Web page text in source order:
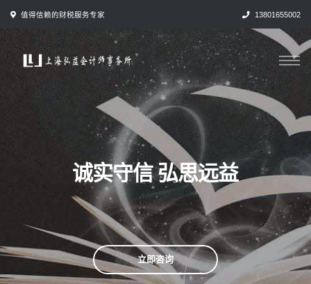
值得信赖的财税服务专家 13801655002
诚实守信 弘思远益
立即咨询